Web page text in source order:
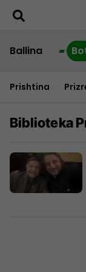
Ballina
Prishtina
Biblioteka